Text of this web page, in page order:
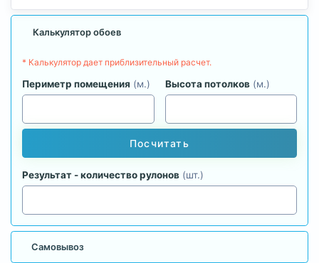
Калькулятор обоев
* Калькулятор дает приблизительный расчет.
Периметр помещения (м.) Высота потолков (м.)
Посчитать
Результат - количество рулонов (шт.)
Самовывоз